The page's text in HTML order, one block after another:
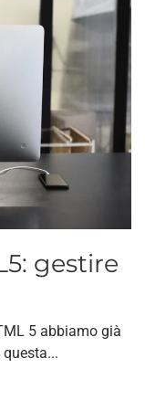
gestire
5 abbiamo già